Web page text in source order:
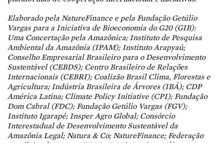
Elaborado pela NatureFinance e pela Fundação Getúlio
Vargas para a Iniciativa de Bioeconomia do G20 (GIB):
Uma Concertação pela Amazônica; Instituto de Pesquisa
Ambiental da Amazônia (IPAM); Instituto Arapyaú;
Conselho Empresarial Brasileiro para o Desenvolvimento
Sustentável (CEBDS); Centro Brasileiro de Relações
Internacionais (CEBRI); Coalizão Brasil Clima, Florestas e
Agricultura; Indústria Brasileira de Árvores (IBÁ); CDP
América Latina; Climate Policy Initiative (CPI); Fundação
Dom Cabral (FDC); Fundação Getúlio Vargas (FGV);
Instituto Igarapé; Insper Agro Global; Consórcio
Interestadual de Desenvolvimento Sustentável da
Amazônia Legal; Natura & Co; NatureFinance; Federação